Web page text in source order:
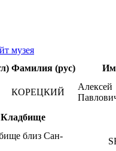
музея
Фамилия (рус)
КОРЕЦКИЙ
Алексей
Кладбище
близ Сан-